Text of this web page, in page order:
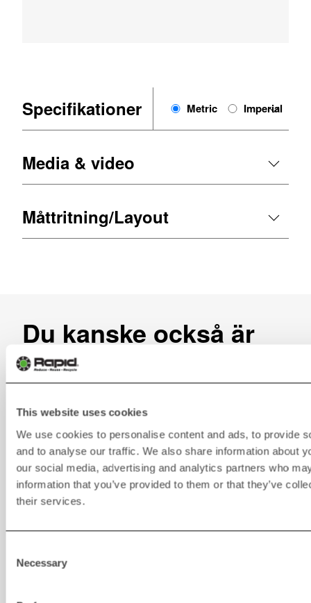
This website uses cookies
We use cookies to personalise content and ads, to provide
and to analyse our traffic. We also share information about
our social media, advertising and analytics partners who
information that you’ve provided to them or that they’ve
their services.
Selection
Necessary
Specifikationer Metric Imperial
Media & video
Måttritning/Layout
Du kanske också är
intresserad av